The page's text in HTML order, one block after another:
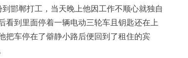
郸打工，当天晚上他因工作不顺心就独自
看到里面停着一辆电动三轮车且钥匙还在上
把车停在了僻静小路后便回到了租住的宾